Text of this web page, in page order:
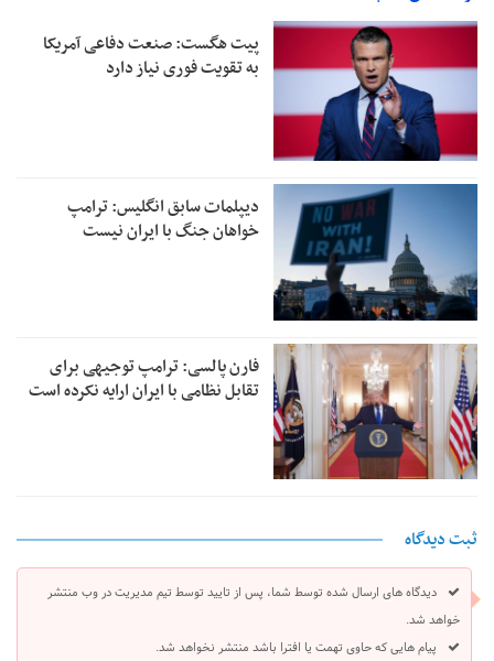
پیت هگست: صنعت دفاعی آمریکا
به تقویت فوری نیاز دارد
دیپلمات سابق انگلیس:‌ ترامپ
خواهان جنگ با ایران نیست
فارن پالسی: ترامپ توجیهی برای
تقابل نظامی با ایران ارایه نکرده است
ثبت دیدگاه
دیدگاه های ارسال شده توسط شما، پس از تایید توسط تیم مدیریت در وب منتشر
خواهد شد.
پیام هایی که حاوی تهمت یا افترا باشد منتشر نخواهد شد.